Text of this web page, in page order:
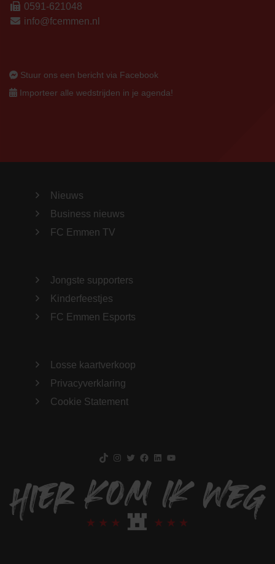
0591-621048
info@fcemmen.nl
Stuur ons een bericht via Facebook
Importeer alle wedstrijden in je agenda!
Nieuws
Business nieuws
FC Emmen TV
Jongste supporters
Kinderfeestjes
FC Emmen Esports
Losse kaartverkoop
Privacyverklaring
Cookie Statement